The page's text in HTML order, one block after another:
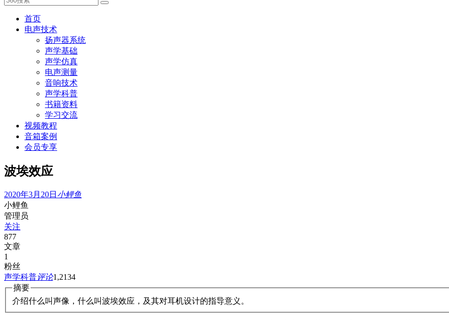
首页
电声技术
扬声器系统
声学基础
声学仿真
电声测量
音响技术
声学科普
书籍资料
学习交流
视频教程
音箱案例
会员专享
波埃效应
2020年3月20日 小鲤鱼
小鲤鱼
管理员
关注
877
文章
1
粉丝
声学科普评论1,2134
摘要
介绍什么叫声像，什么叫波埃效应，及其对耳机设计的指导意义。